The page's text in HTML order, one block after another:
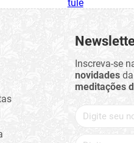
Inscreva-se
novidadesda
meditações